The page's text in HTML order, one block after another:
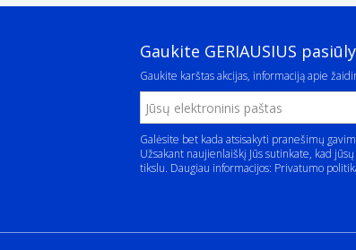
Gaukite GERIAUSIUS
Gaukite karštas akcijas, informaciją apie
Galėsite bet kada atsisakyti pranešimų
Užsakant naujienlaiškį Jūs sutinkate, kad
tikslu. Daugiau informacijos: Privatumo